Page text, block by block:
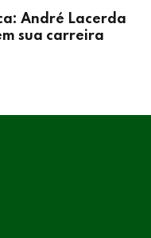
André Lacerda
sua carreira